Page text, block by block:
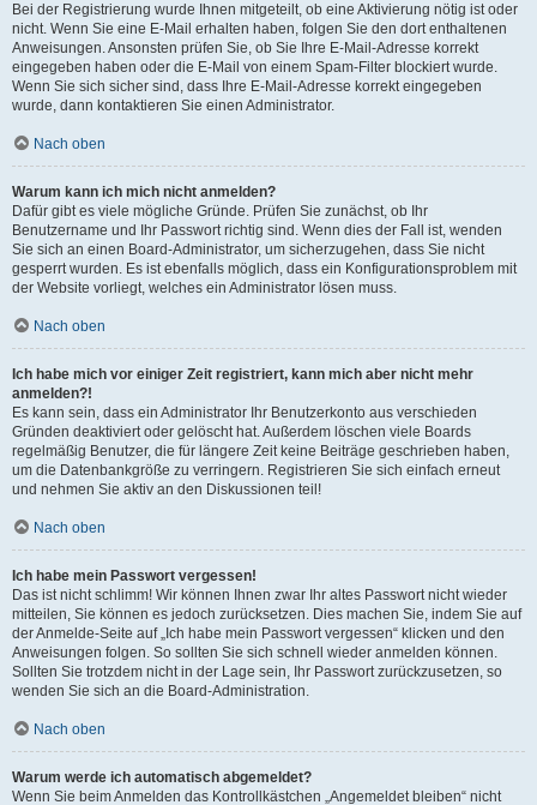
Bei der Registrierung wurde Ihnen mitgeteilt, ob eine Aktivierung nötig ist oder
nicht. Wenn Sie eine E-Mail erhalten haben, folgen Sie den dort enthaltenen
Anweisungen. Ansonsten prüfen Sie, ob Sie Ihre E-Mail-Adresse korrekt
eingegeben haben oder die E-Mail von einem Spam-Filter blockiert wurde.
Wenn Sie sich sicher sind, dass Ihre E-Mail-Adresse korrekt eingegeben
wurde, dann kontaktieren Sie einen Administrator.
Nach oben
Warum kann ich mich nicht anmelden?
Dafür gibt es viele mögliche Gründe. Prüfen Sie zunächst, ob Ihr
Benutzername und Ihr Passwort richtig sind. Wenn dies der Fall ist, wenden
Sie sich an einen Board-Administrator, um sicherzugehen, dass Sie nicht
gesperrt wurden. Es ist ebenfalls möglich, dass ein Konfigurationsproblem mit
der Website vorliegt, welches ein Administrator lösen muss.
Nach oben
Ich habe mich vor einiger Zeit registriert, kann mich aber nicht mehr
anmelden?!
Es kann sein, dass ein Administrator Ihr Benutzerkonto aus verschieden
Gründen deaktiviert oder gelöscht hat. Außerdem löschen viele Boards
regelmäßig Benutzer, die für längere Zeit keine Beiträge geschrieben haben,
um die Datenbankgröße zu verringern. Registrieren Sie sich einfach erneut
und nehmen Sie aktiv an den Diskussionen teil!
Nach oben
Ich habe mein Passwort vergessen!
Das ist nicht schlimm! Wir können Ihnen zwar Ihr altes Passwort nicht wieder
mitteilen, Sie können es jedoch zurücksetzen. Dies machen Sie, indem Sie auf
der Anmelde-Seite auf „Ich habe mein Passwort vergessen“ klicken und den
Anweisungen folgen. So sollten Sie sich schnell wieder anmelden können.
Sollten Sie trotzdem nicht in der Lage sein, Ihr Passwort zurückzusetzen, so
wenden Sie sich an die Board-Administration.
Nach oben
Warum werde ich automatisch abgemeldet?
Wenn Sie beim Anmelden das Kontrollkästchen „Angemeldet bleiben“ nicht